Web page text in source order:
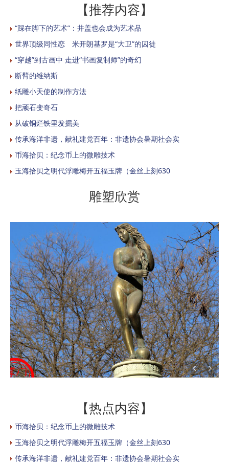
【推荐内容】
“踩在脚下的艺术”：井盖也会成为艺术品
世界顶级同性恋 米开朗基罗是“大卫”的囚徒
“穿越”到古画中 走进“书画复制师”的奇幻
断臂的维纳斯
纸雕小天使的制作方法
把顽石变奇石
从破铜烂铁里发掘美
传承海洋非遗，献礼建党百年：非遗协会暑期社会实
币海拾贝：纪念币上的微雕技术
玉海拾贝之明代浮雕梅开五福玉牌（金丝上刻630
雕塑欣赏
【热点内容】
币海拾贝：纪念币上的微雕技术
玉海拾贝之明代浮雕梅开五福玉牌（金丝上刻630
传承海洋非遗，献礼建党百年：非遗协会暑期社会实